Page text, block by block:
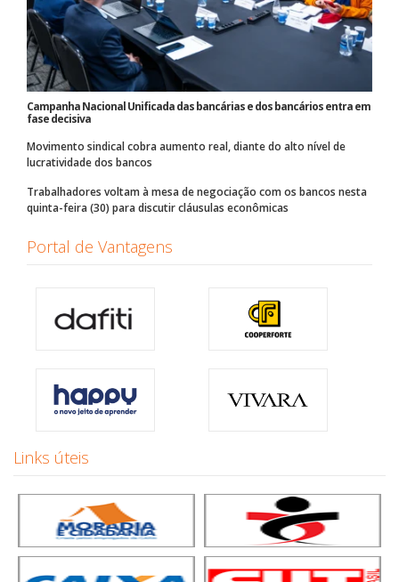
Campanha Nacional Unificada das bancárias e dos bancários entra em
fase decisiva
Movimento sindical cobra aumento real, diante do alto nível de
lucratividade dos bancos
Trabalhadores voltam à mesa de negociação com os bancos nesta
quinta-feira (30) para discutir cláusulas econômicas
Portal de Vantagens
Links úteis